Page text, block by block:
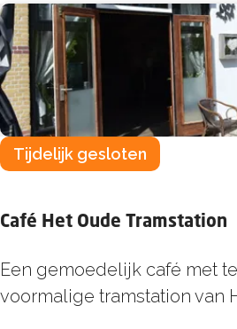
a
i
Café Het Oude Tramstation
C
a
Tijdelijk gesloten
Een gemoedelijk café met
voormalige tramstation van